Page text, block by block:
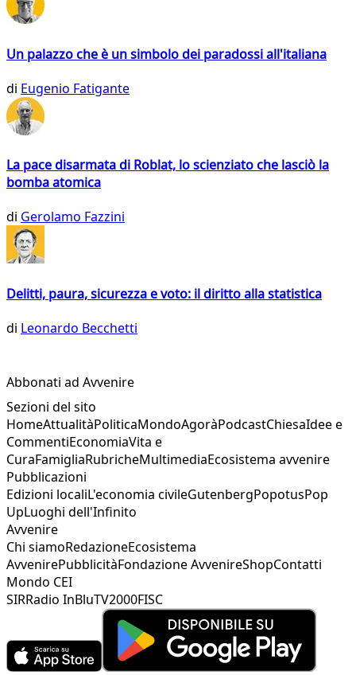
Un palazzo che è un simbolo dei paradossi all'italiana
di Eugenio Fatigante
La pace disarmata di Roblat, lo scienziato che lasciò la
bomba atomica
di Gerolamo Fazzini
Delitti, paura, sicurezza e voto: il diritto alla statistica
di Leonardo Becchetti
Abbonati ad Avvenire
Sezioni del sito
HomeAttualitàPoliticaMondoAgoràPodcastChiesaIdee e
CommentiEconomiaVita e
CuraFamigliaRubricheMultimediaEcosistema avvenire
Pubblicazioni
Edizioni localiL'economia civileGutenbergPopotusPop
UpLuoghi dell'Infinito
Avvenire
Chi siamoRedazioneEcosistema
AvvenirePubblicitàFondazione AvvenireShopContatti
Mondo CEI
SIRRadio InBluTV2000FISC